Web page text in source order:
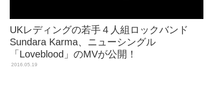
UKレディングの若手４人組ロックバンド
Sundara Karma、ニューシングル
「Loveblood」のMVが公開！
2016.05.19